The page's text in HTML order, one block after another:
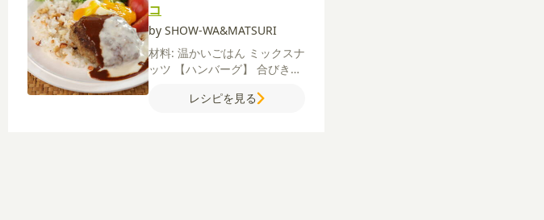
コ
by SHOW-WA&MATSURI
材料: 温かいごはん ミックスナ
ッツ
【ハンバーグ】 合びき肉
卵牛乳パン粉サラダ
レシピを見る